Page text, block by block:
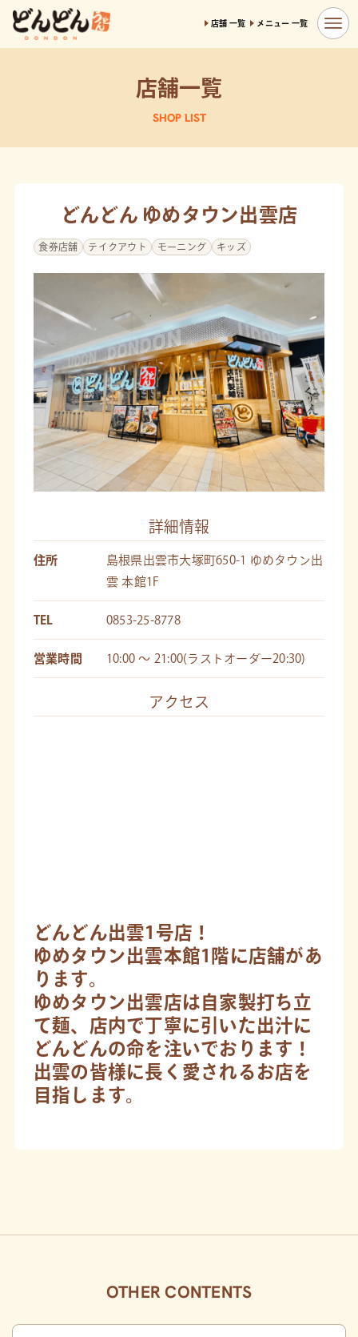
店舗一覧
SHOP LIST
どんどん ゆめタウン出雲店
食券店舗 テイクアウト モーニング キッズ
詳細情報
住所
島根県出雲市大塚町650-1 ゆめタウン出
雲 本館1F
TEL 0853-25-8778
営業時間 10:00 〜 21:00(ラストオーダー20:30)
アクセス
どんどん出雲1号店！
ゆめタウン出雲本館1階に店舗があ
ります。
ゆめタウン出雲店は自家製打ち立
て麺、店内で丁寧に引いた出汁に
どんどんの命を注いでおります！
出雲の皆様に長く愛されるお店を
目指します。
OTHER CONTENTS
店舗 一覧 メニュー 一覧